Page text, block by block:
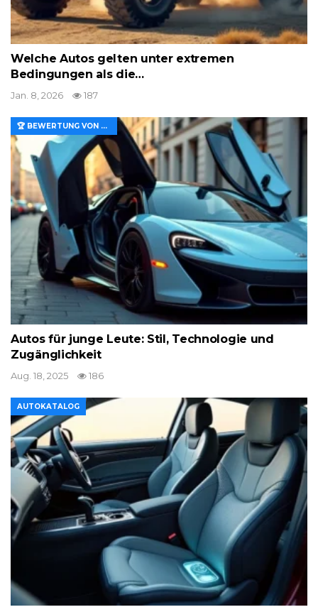
Welche Autos gelten unter extremen
Bedingungen als die…
Jan. 8, 2026 187
🏆 BEWERTUNG VON MERKMALEN UND WERT
Autos für junge Leute: Stil, Technologie und
Zugänglichkeit
Aug. 18, 2025 186
AUTOKATALOG